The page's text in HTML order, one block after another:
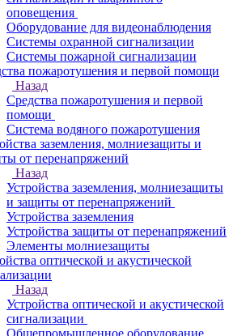
оповещения
Оборудование для видеонаблюдения
Системы охранной сигнализации
Системы пожарной сигнализации
пожаротушения и первой помощи
Назад
Средства пожаротушения и первой
помощи
Система водяного пожаротушения
заземления, молниезащиты и
от перенапряжений
Назад
Устройства заземления, молниезащиты
и защиты от перенапряжений
Устройства заземления
Устройства защиты от перенапряжений
Элементы молниезащиты
оптической и акустической
Назад
Устройства оптической и акустической
сигнализации
Общепромышленное оборудование